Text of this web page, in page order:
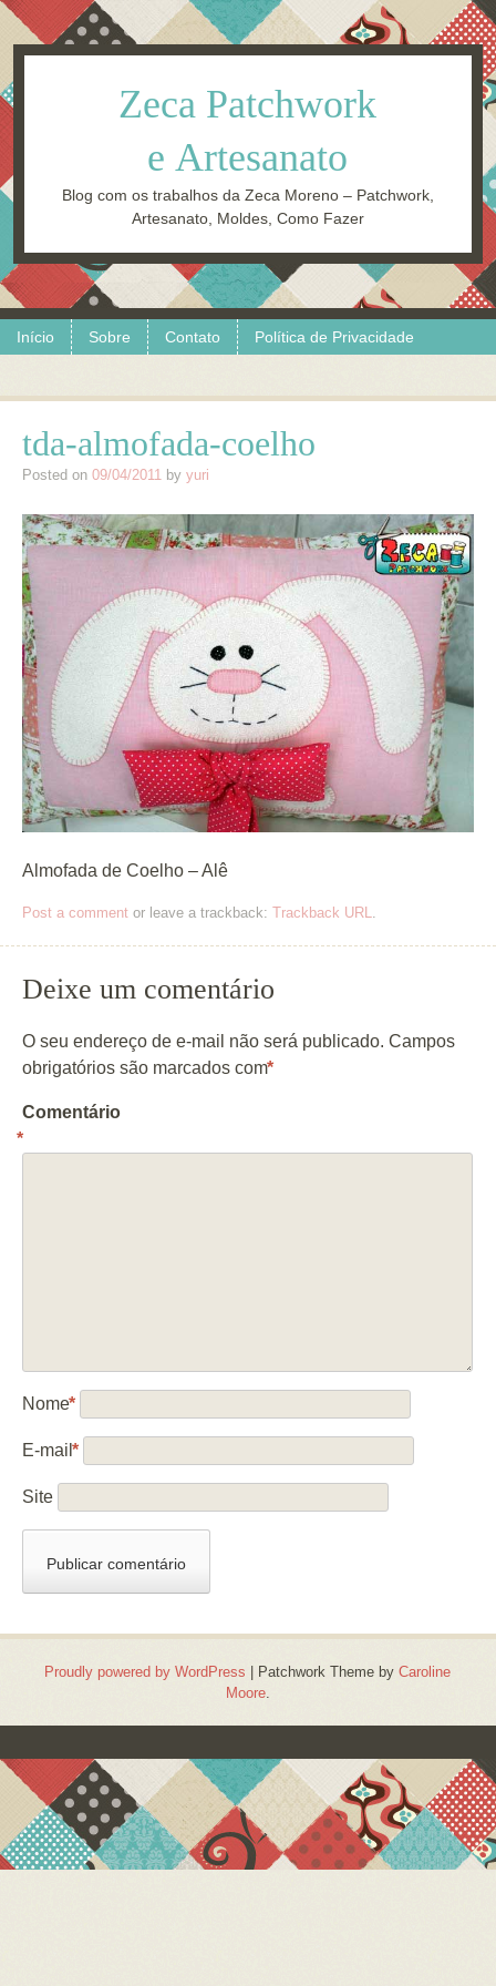
Zeca Patchwork
e Artesanato
Blog com os trabalhos da Zeca Moreno – Patchwork,
Artesanato, Moldes, Como Fazer
Menu
Skip to content
Início Sobre Contato Política de Privacidade
tda-almofada-coelho
Posted on 09/04/2011 by yuri
Almofada de Coelho – Alê
Post a comment or leave a trackback: Trackback URL
Deixe um comentário
O seu endereço de e-mail não será publicado. Campos
obrigatórios são marcados com*
Comentário
*
Nome*
E-mail*
Site
Proudly powered by WordPress Patchwork Theme byCaroline
Moore